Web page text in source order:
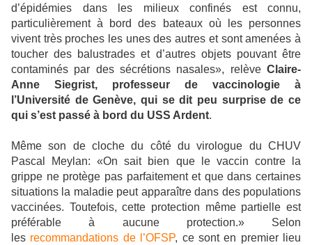
d’épidémies dans les milieux confinés est connu,
particulièrement à bord des bateaux où les personnes
vivent très proches les unes des autres et sont amenées à
toucher des balustrades et d’autres objets pouvant être
contaminés par des sécrétions nasales», relève Claire-
Anne Siegrist, professeur de vaccinologie à
l’Université de Genève, qui se dit peu surprise de ce
qui s’est passé à bord du USS Ardent.
Même son de cloche du côté du virologue du CHUV
Pascal Meylan: «On sait bien que le vaccin contre la
grippe ne protège pas parfaitement et que dans certaines
situations la maladie peut apparaître dans des populations
vaccinées. Toutefois, cette protection même partielle est
préférable à aucune protection.» Selon
les recommandations de l’OFSP, ce sont en premier lieu